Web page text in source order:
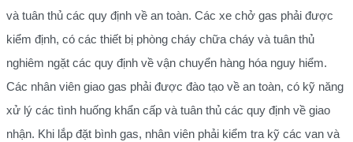
và tuân thủ các quy định về an toàn. Các xe chở gas phải được
kiểm định, có các thiết bị phòng cháy chữa cháy và tuân thủ
nghiêm ngặt các quy định về vận chuyển hàng hóa nguy hiểm.
Các nhân viên giao gas phải được đào tạo về an toàn, có kỹ năng
xử lý các tình huống khẩn cấp và tuân thủ các quy định về giao
nhận. Khi lắp đặt bình gas, nhân viên phải kiểm tra kỹ các van và